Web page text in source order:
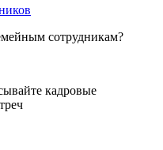
сотрудникам?
кадровые